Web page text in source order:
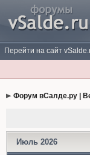
Перейти на сайт
Форум вСалде.ру |
Июль 2026